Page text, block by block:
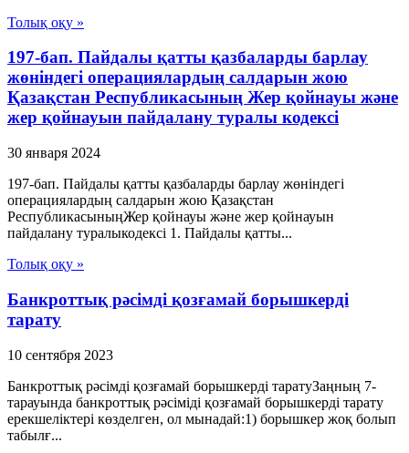
Толық оқу »
197-бап. Пайдалы қатты қазбаларды барлау
жөніндегі операциялардың салдарын жою
Қазақстан Республикасының Жер қойнауы және
жер қойнауын пайдалану туралы кодексі
30 января 2024
197-бап. Пайдалы қатты қазбаларды барлау жөніндегі
операциялардың салдарын жою Қазақстан
РеспубликасыныңЖер қойнауы және жер қойнауын
пайдалану туралыкодексі 1. Пайдалы қатты...
Толық оқу »
Банкроттық рәсімді қозғамай борышкерді
тарату
10 сентября 2023
Банкроттық рәсімді қозғамай борышкерді таратуЗаңның 7-
тарауында банкроттық рәсіміді қозғамай борышкерді тарату
ерекшеліктері көзделген, ол мынадай:1) борышкер жоқ болып
табылғ...